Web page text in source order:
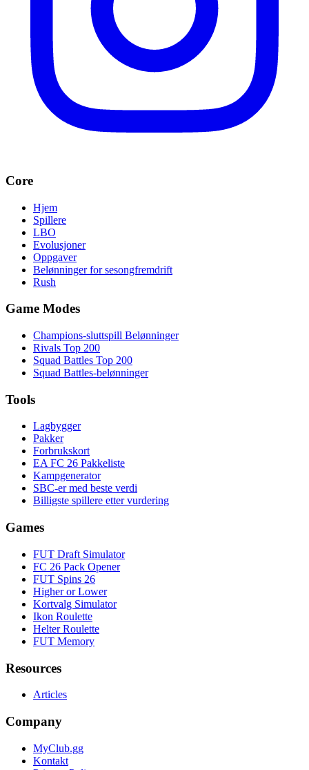
Core
Hjem
Spillere
LBO
Evolusjoner
Oppgaver
Belønninger for sesongfremdrift
Rush
Game Modes
Champions-sluttspill Belønninger
Rivals Top 200
Squad Battles Top 200
Squad Battles-belønninger
Tools
Lagbygger
Pakker
Forbrukskort
EA FC 26 Pakkeliste
Kampgenerator
SBC-er med beste verdi
Billigste spillere etter vurdering
Games
FUT Draft Simulator
FC 26 Pack Opener
FUT Spins 26
Higher or Lower
Kortvalg Simulator
Ikon Roulette
Helter Roulette
FUT Memory
Resources
Articles
Company
MyClub.gg
Kontakt